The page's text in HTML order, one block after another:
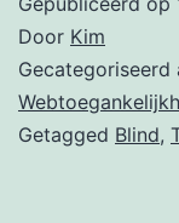
Door Kim
Gecategoriseerd
Getagged Blind,